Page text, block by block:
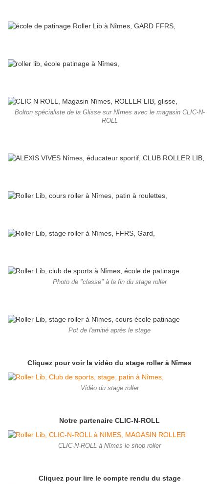
Bolton spécialiste de la Glisse sur Nîmes avec le magasin CLIC-N-
ROLL
Photo de "classe" à la fin du stage roller
Pot de l'amitié après le stage
Cliquez pour voir la vidéo du stage roller à Nîmes
Vidéo du stage roller
Notre partenaire CLIC-N-ROLL
CLIC-N-ROLL à Nîmes le shop roller
Cliquez pour lire le compte rendu du stage